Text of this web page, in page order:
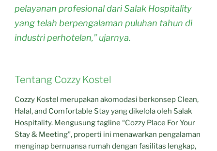
pelayanan profesional dari Salak Hospitality
yang telah berpengalaman puluhan tahun di
industri perhotelan,” ujarnya.
Tentang Cozzy Kostel
Cozzy Kostel merupakan akomodasi berkonsep Clean,
Halal, and Comfortable Stay yang dikelola oleh Salak
Hospitality. Mengusung tagline “Cozzy Place For Your
Stay & Meeting”, properti ini menawarkan pengalaman
menginap bernuansa rumah dengan fasilitas lengkap,